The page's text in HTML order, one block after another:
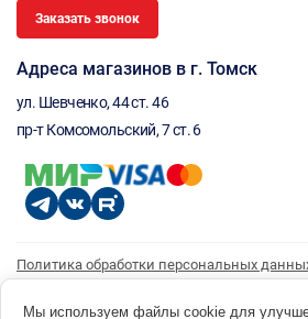
Заказать звонок
Адреса магазинов в г. Томск
ул. Шевченко, 44 ст. 46
пр-т Комсомольский, 7 ст. 6
Политика обработки персональных
Согласие на получение рассылки
Мы используем файлы cookie для